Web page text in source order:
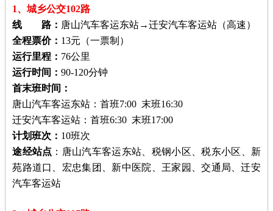
1、城乡公交102路
线 路： 唐山汽车客运东站→迁安汽车客运站（高速）
全程票价： 13元（一票制）
运行里程： 76公里
运行时间：90-120分钟
首末班时间：
唐山汽车客运东站：首班7:00 末班16:30
迁安汽车客运站：首班6:30 末班17:00
计划班次： 10班次
途经站点 ：唐山汽车客运东站、税钢小区、税东小区、新
苑路道口、宏忠集团、新中医院、王家园、交通局、迁安
汽车客运站